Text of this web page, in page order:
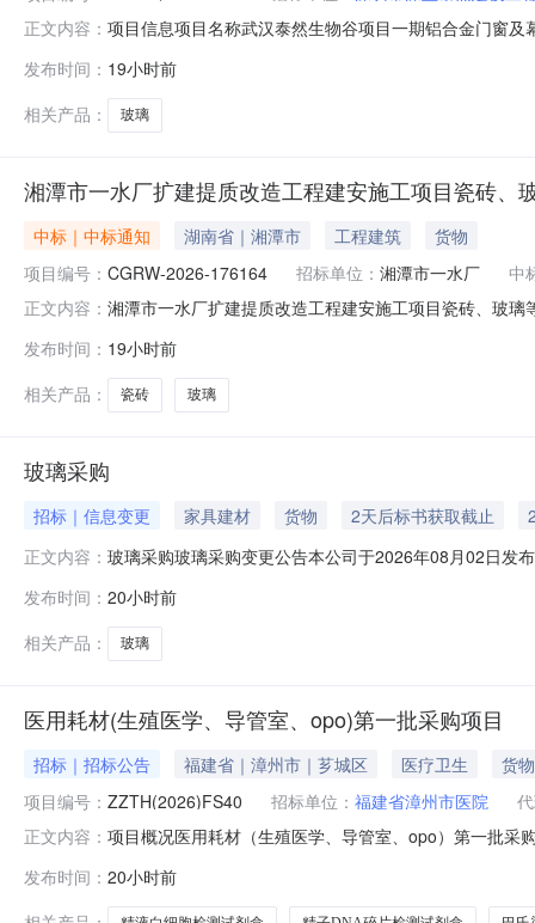
正文内容： 项目信息项目名称武汉泰然生物谷项目一期铝合金门窗
不限于：铝合金门窗、玻璃栏板、百叶、石材幕墙、铝
2#、3#、4#、7#、8#
发布时间： 19小时前
相关产品：
玻璃
湘潭市一水厂扩建提质改造工程建安施工项目瓷砖、
中标｜中标通知 湖南省｜湘潭市 工程建筑
货物
项目编号： CGRW-2026-176164 招标单位： 湘潭市一水厂
中
正文内容： 湘潭市一水厂扩建提质改造工程建安施工项目瓷砖、玻
关系人有任何异议，请在公示期内向我司招标中心提出
系电话1湘潭世佳新材
发布时间： 19小时前
相关产品：
瓷砖 玻璃
玻璃采购
招标｜信息变更 家具建材 货物 2天后标书获取截止
正文内容： 玻璃采购玻璃采购变更公告本公司于2026年08月02日发
发布时间： 20小时前
相关产品：
玻璃
医用耗材(生殖医学、导管室、opo)第一批采购项目
招标｜招标公告 福建省｜漳州市｜芗城区 医疗卫生
货物
项目编号： ZZTH(2026)FS40 招标单位： 福建省漳州市医院
正文内容： 项目概况医用耗材（生殖医学、导管室、opo）第一批
品目号采购标的预算单价单价最高限价简要技术需求或
发布时间： 20小时前